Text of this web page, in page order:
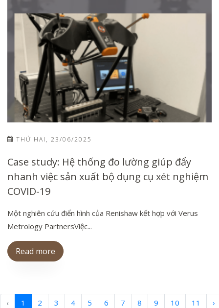
THỨ HAI, 23/06/2025
Case study: Hệ thống đo lường giúp đẩy
nhanh việc sản xuất bộ dụng cụ xét nghiệm
COVID-19
Một nghiên cứu điển hình của Renishaw kết hợp với Verus
Metrology PartnersViệc...
Read more
‹ 1 2 3 4 5 6 7 8 9 10 11 ›